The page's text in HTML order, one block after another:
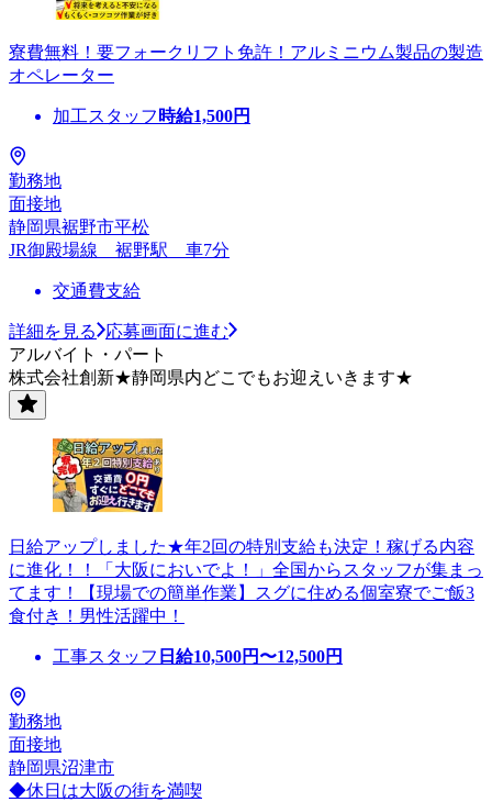
寮費無料！要フォークリフト免許！アルミニウム製品の製造
オペレーター
加工スタッフ 時給1,500円
勤務地
面接地
静岡県裾野市平松
JR御殿場線 裾野駅 車7分
交通費支給
詳細を見る
応募画面に進む
アルバイト・パート
株式会社創新★静岡県内どこでもお迎えいきます★
日給アップしました★年2回の特別支給も決定！稼げる内容
に進化！！「大阪においでよ！」全国からスタッフが集まっ
てます！【現場での簡単作業】スグに住める個室寮でご飯3
食付き！男性活躍中！
工事スタッフ 日給10,500円〜12,500円
勤務地
面接地
静岡県沼津市
◆休日は大阪の街を満喫